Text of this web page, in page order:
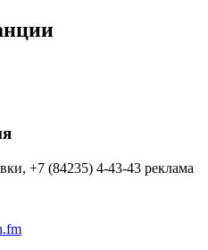
+7 (84235) 4-43-43 реклама